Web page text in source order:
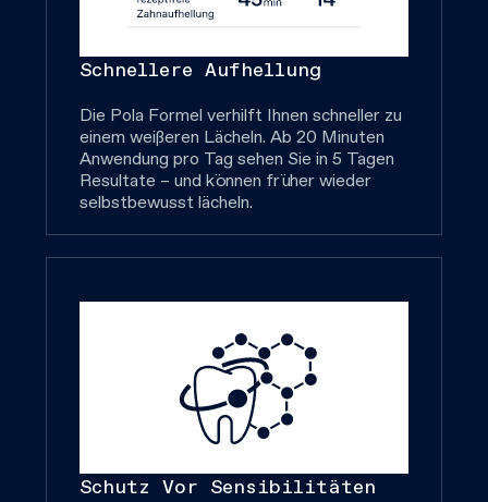
Schnellere Aufhellung
Die Pola Formel verhilft Ihnen schneller zu
einem weißeren Lächeln. Ab 20 Minuten
Anwendung pro Tag sehen Sie in 5 Tagen
Resultate – und können früher wieder
selbstbewusst lächeln.
Schutz Vor Sensibilitäten